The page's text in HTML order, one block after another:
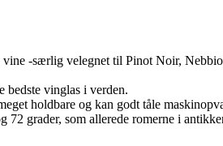
-særlig velegnet til Pinot Noir,
bedste vinglas i verden.
holdbare og kan godt tåle
grader, som allerede romerne i